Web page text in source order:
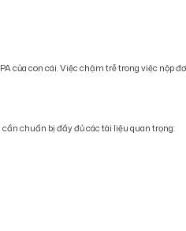
của con cái. Việc chậm trễ trong việc nộp
chuẩn bị đầy đủ các tài liệu quan trọng: